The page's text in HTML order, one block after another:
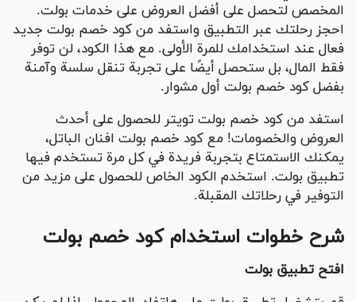
المخصص لتحصل على أفضل العروض على خدمات بولت.
احجز رحلتك عبر التطبيق واستفد من كود خصم بولت جديد
فعال عند استخدامك للمرة الأولى. مع هذا الكود، لن توفر
فقط المال، بل ستحصل أيضًا على تجربة تنقل سلسة وآمنة
بفضل كود خصم بولت أول مشوار.
استفد من كود خصم بولت تويتر للحصول على أحدث
العروض والخصومات! مع كود خصم بولت افنان الباتل،
يمكنك الاستمتاع بتجربة فريدة في كل مرة تستخدم فيها
تطبيق بولت. استخدم الكود الخاص للحصول على مزيد من
التوفير في رحلاتك المقبلة.
شرح خطوات استخدام كود خصم بولت
افتح تطبيق بولت